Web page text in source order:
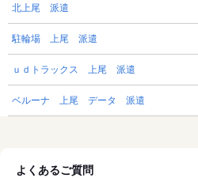
北上尾 派遣
駐輪場 上尾 派遣
ｕｄトラックス 上尾 派遣
ベルーナ 上尾 データ 派遣
よくあるご質問